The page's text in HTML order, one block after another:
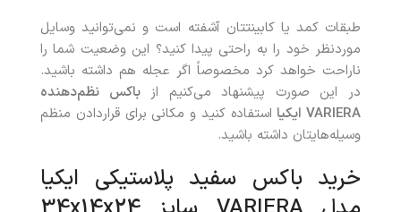
طبقات کمد یا کابینتتان آشفته است و نمی‌توانید وسایل
موردنظر خود را به‌ راحتی پیدا کنید؟ این وضعیت شما را
ناراحت خواهد کرد مخصوصاً اگر عجله هم داشته باشید.
در این صورت پیشنهاد می‌کنیم ازباکس نظم‌دهنده
VARIERA ایکیا استفاده کنید و مکانی برای قراردادن منظم
وسیله‌هایتان داشته باشید.
خرید باکس سفید پلاستیکی ایکیا